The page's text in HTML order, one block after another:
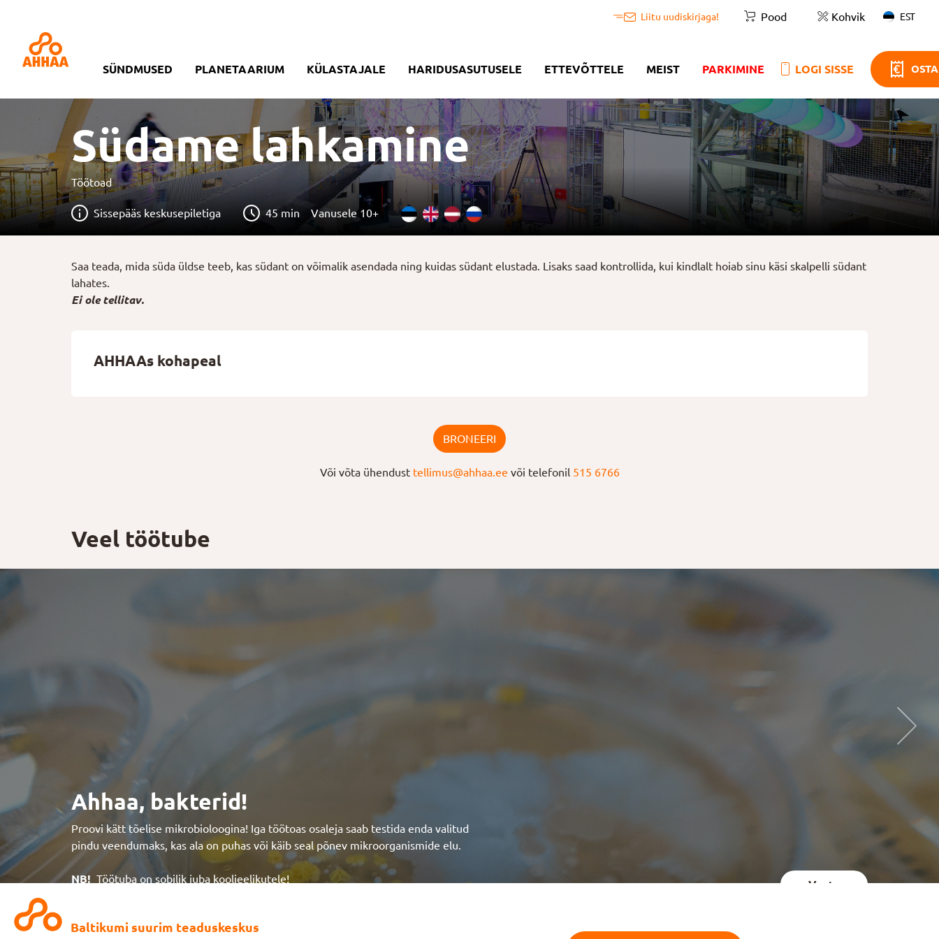
Liitu uudiskirjaga! Pood Kohvik EST
SÜNDMUSED PLANETAARIUM KÜLASTAJALE HARIDUSASUTUSELE ETTEVÕTTELE MEIST PARKIMINE LOGI SISSE
Südame lahkamine
Töötoad
Sissepääs keskusepiletiga 45 min Vanusele 10+
Saa teada, mida süda üldse teeb, kas südant on võimalik asendada ning kuidas südant elustada. Lisaks saad kontrollida, kui kindlalt hoiab sinu käsi skalpelli südant
lahates.
Ei ole tellitav.
AHHAAs kohapeal
BRONEERI
Või võta ühendust tellimus@ahhaa.ee või telefonil 515 6766
Veel töötube
Ahhaa, bakterid!
Proovi kätt tõelise mikrobioloogina! Iga töötoas osaleja saab testida enda valitud
pindu veendumaks, kas ala on puhas või käib seal põnev mikroorganismide elu.
NB! Töötuba on sobilik juba koolieelikutele! Vaata
Baltikumi suurim teaduskeskus